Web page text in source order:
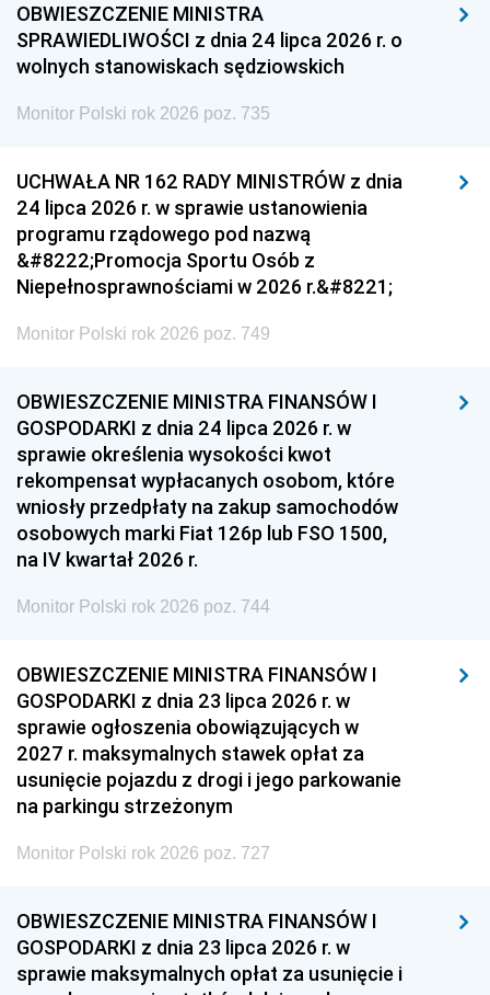
OBWIESZCZENIE MINISTRA
SPRAWIEDLIWOŚCI z dnia 24 lipca 2026 r. o
wolnych stanowiskach sędziowskich
Monitor Polski rok 2026 poz. 735
UCHWAŁA NR 162 RADY MINISTRÓW z dnia
24 lipca 2026 r. w sprawie ustanowienia
programu rządowego pod nazwą
&#8222;Promocja Sportu Osób z
Niepełnosprawnościami w 2026 r.&#8221;
Monitor Polski rok 2026 poz. 749
OBWIESZCZENIE MINISTRA FINANSÓW I
GOSPODARKI z dnia 24 lipca 2026 r. w
sprawie określenia wysokości kwot
rekompensat wypłacanych osobom, które
wniosły przedpłaty na zakup samochodów
osobowych marki Fiat 126p lub FSO 1500,
na IV kwartał 2026 r.
Monitor Polski rok 2026 poz. 744
OBWIESZCZENIE MINISTRA FINANSÓW I
GOSPODARKI z dnia 23 lipca 2026 r. w
sprawie ogłoszenia obowiązujących w
2027 r. maksymalnych stawek opłat za
usunięcie pojazdu z drogi i jego parkowanie
na parkingu strzeżonym
Monitor Polski rok 2026 poz. 727
OBWIESZCZENIE MINISTRA FINANSÓW I
GOSPODARKI z dnia 23 lipca 2026 r. w
sprawie maksymalnych opłat za usunięcie i